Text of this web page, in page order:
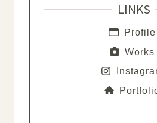
LINKS
Profile
Works